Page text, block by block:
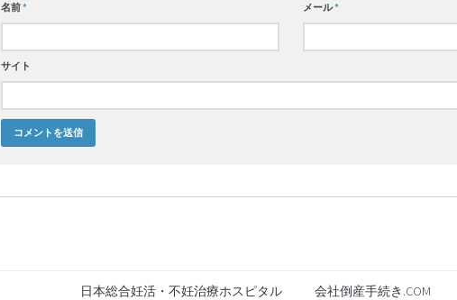
名前* メール*
サイト
日本総合妊活・不妊治療ホスピタル 会社倒産手続き.COM